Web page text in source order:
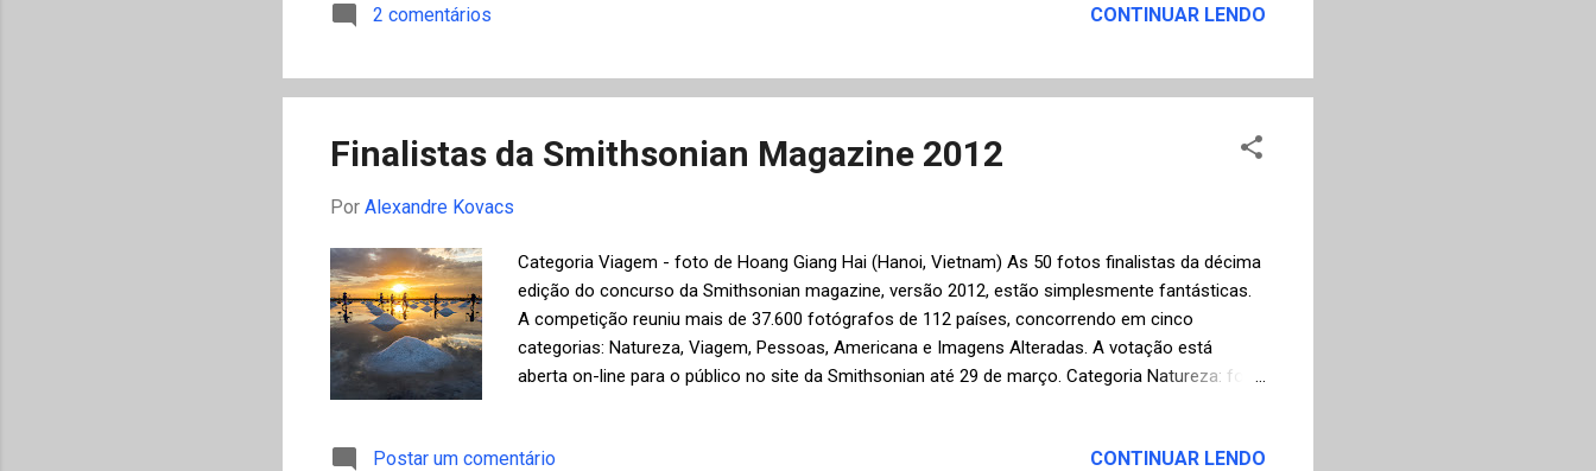
(como resumiu o próprio Murakami). Ao mesmo tempo, maiores detalhes são revelados sobre
"Crisálida de Ar" , o romance que Tengo reescreveu à partir do roteiro original da jovem e bela
Fukaeri, além da difícil explicação sobre a clonagem de alguns personagens com o...
2 comentários CONTINUAR LENDO
Finalistas da Smithsonian Magazine 2012
Por Alexandre Kovacs
Categoria Viagem - foto de Hoang Giang Hai (Hanoi, Vietnam) As 50 fotos finalistas da décima
edição do concurso da Smithsonian magazine, versão 2012, estão simplesmente fantásticas.
A competição reuniu mais de 37.600 fotógrafos de 112 países, concorrendo em cinco
categorias: Natureza, Viagem, Pessoas, Americana e Imagens Alteradas. A votação está
aberta on-line para o público no site da Smithsonian até 29 de março. Categoria Natureza: foto
Postar um comentário CONTINUAR LENDO